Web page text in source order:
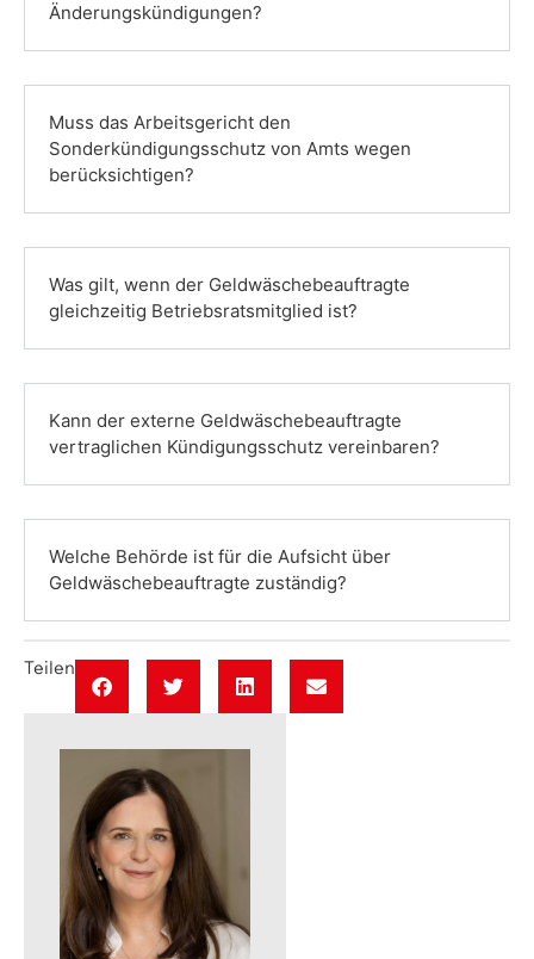
Änderungskündigungen?
Muss das Arbeitsgericht den
Sonderkündigungsschutz von Amts wegen
berücksichtigen?
Was gilt, wenn der Geldwäschebeauftragte
gleichzeitig Betriebsratsmitglied ist?
Kann der externe Geldwäschebeauftragte
vertraglichen Kündigungsschutz vereinbaren?
Welche Behörde ist für die Aufsicht über
Geldwäschebeauftragte zuständig?
Teilen